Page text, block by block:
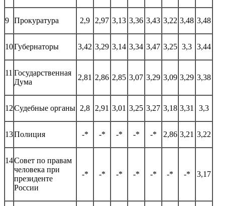
9 Прокуратура 2,9 2,97 3,13 3,36 3,43 3,22 3,48 3,48
10Губернаторы 3,42 3,29 3,14 3,34 3,47 3,25 3,3 3,44
11 Государственная
Дума
2,81 2,86 2,85 3,07 3,29 3,09 3,29 3,38
12Судебные органы 2,8 2,91 3,01 3,25 3,27 3,18 3,31 3,3
13Полиция -* -* -* -* -* 2,86 3,21 3,22
14Совет по правам
человека при
президенте
России
-* -* -* -* -* -* -* 3,17